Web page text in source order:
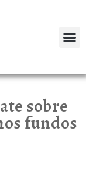
sobre
fundos